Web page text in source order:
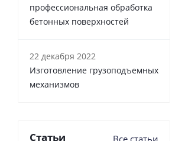
профессиональная обработка
бетонных поверхностей
22 декабря 2022
Изготовление грузоподъемных
механизмов
Статьи Все статьи